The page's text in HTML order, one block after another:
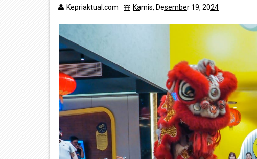
Kepriaktual.com Kamis, Desember 19, 2024